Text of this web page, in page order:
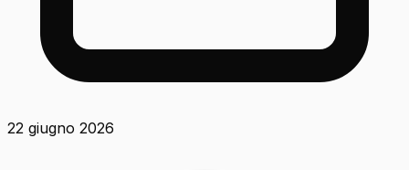
22 giugno 2026